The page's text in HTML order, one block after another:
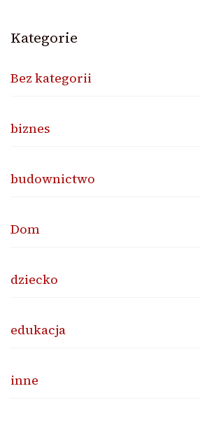
Kategorie
Bez kategorii
biznes
budownictwo
Dom
dziecko
edukacja
inne